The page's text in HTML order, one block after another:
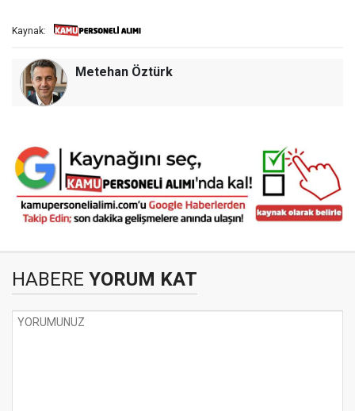
Kaynak:
Metehan Öztürk
HABERE YORUM KAT